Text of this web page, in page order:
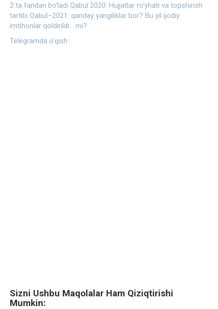
2 ta fandan bo‘ladi Qabul 2020: Hujjatlar ro‘yhati va topshirish
tartibi Qabul–2021: qanday yangiliklar bor? Bu yil ijodiy
imtihonlar qoldirildi… mi?
Telegramda o‘qish
Sizni Ushbu Maqolalar Ham Qiziqtirishi
Mumkin: